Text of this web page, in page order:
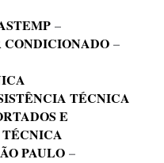
–
–
TÉCNICA
E
PAULO –